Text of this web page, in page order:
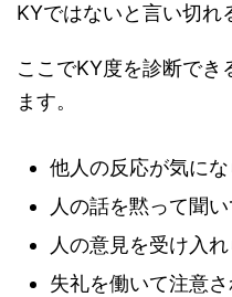
KYではないと言い切れ
ここでKY度を診断でき
ます。
他人の反応が気に
人の話を黙って聞
人の意見を受け入
失礼を働いて注意